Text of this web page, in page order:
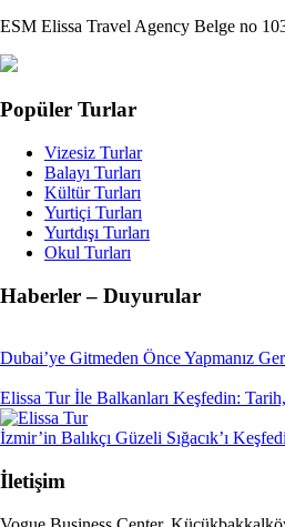
ESM Elissa Travel Agency Belge no
Popüler Turlar
Vizesiz Turlar
Balayı Turları
Kültür Turları
Yurtiçi Turları
Yurtdışı Turları
Okul Turları
Haberler – Duyurular
Dubai’ye Gitmeden Önce Yapmanız
Elissa Tur İle Balkanları Keşfedin:
İzmir’in Balıkçı Güzeli Sığacık’ı
İletişim